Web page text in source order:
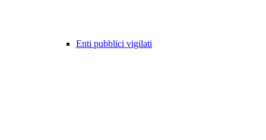
Enti pubblici vigilati